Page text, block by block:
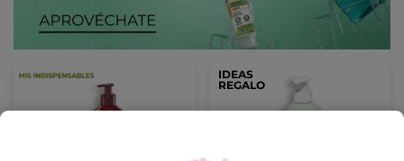
IDEAS
REGALO